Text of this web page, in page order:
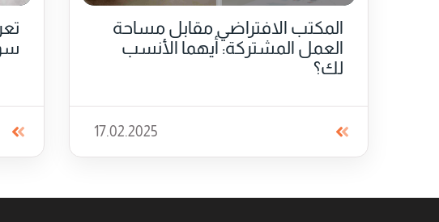
المكتب الافتراضي مقابل مساحة
العمل المشتركة: أيهما الأنسب
لك؟
17.02.2025